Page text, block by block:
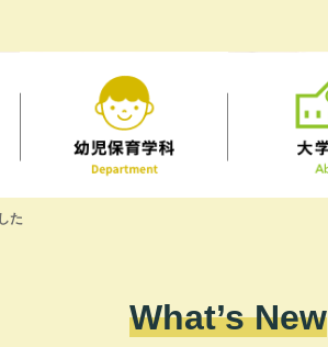
た
What’s New